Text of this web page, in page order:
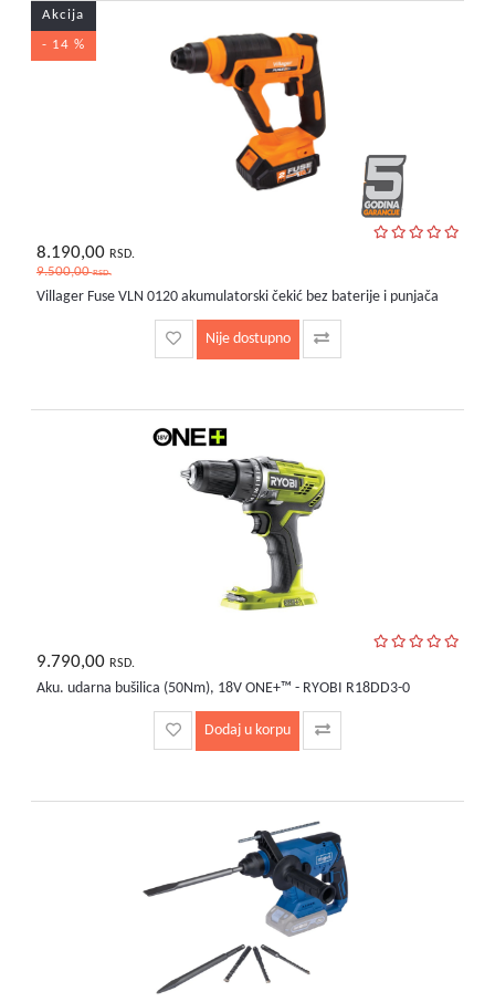
Akcija
- 14 %
8.190,00 RSD.
9.500,00RSD.
Villager Fuse VLN 0120 akumulatorski čekić bez baterije i punjača
Nije dostupno
9.790,00 RSD.
Aku. udarna bušilica (50Nm), 18V ONE+™ - RYOBI R18DD3-0
Dodaj u korpu